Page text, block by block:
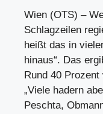
Wien (OTS) –
Schlagzeilen
heißt das in
hinaus“. Das
Rund 40
„Viele hadern
Peschta,